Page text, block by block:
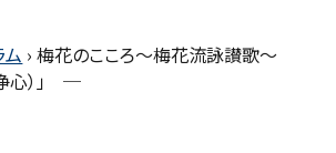
ム › 梅花のこころ～梅花流詠讃歌～
心）」 ─